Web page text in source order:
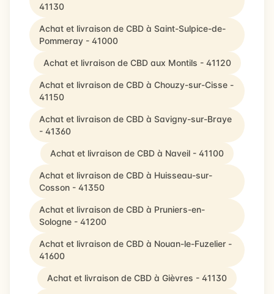
41130
Achat et livraison de CBD à Saint-Sulpice-de-
Pommeray - 41000
Achat et livraison de CBD aux Montils - 41120
Achat et livraison de CBD à Chouzy-sur-Cisse -
41150
Achat et livraison de CBD à Savigny-sur-Braye
- 41360
Achat et livraison de CBD à Naveil - 41100
Achat et livraison de CBD à Huisseau-sur-
Cosson - 41350
Achat et livraison de CBD à Pruniers-en-
Sologne - 41200
Achat et livraison de CBD à Nouan-le-Fuzelier -
41600
Achat et livraison de CBD à Gièvres - 41130